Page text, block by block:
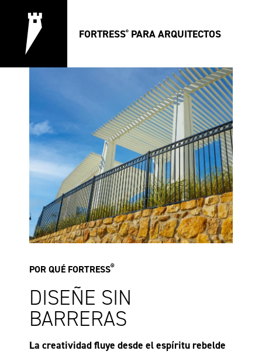
FORTRESS® PARA ARQUITECTOS
POR QUÉ FORTRESS®
DISEÑE SIN
BARRERAS
La creatividad fluye desde el espíritu rebelde